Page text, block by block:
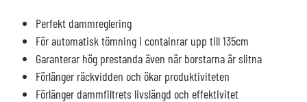
Perfekt dammreglering
För automatisk tömning i containrar upp till 135cm
Garanterar hög prestanda även när borstarna är slitna
Förlänger räckvidden och ökar produktiviteten
Förlänger dammfiltrets livslängd och effektivitet